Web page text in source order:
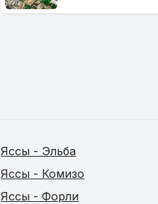
Яссы - Эльба
Яссы - Комизо
Яссы - Форли